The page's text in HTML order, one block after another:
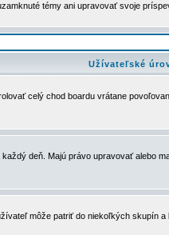
témy ani upravovať svoje
Užívateľské
celý chod boardu vrátane
deň. Majú právo upravovať
môže patriť do niekoľkých skupín